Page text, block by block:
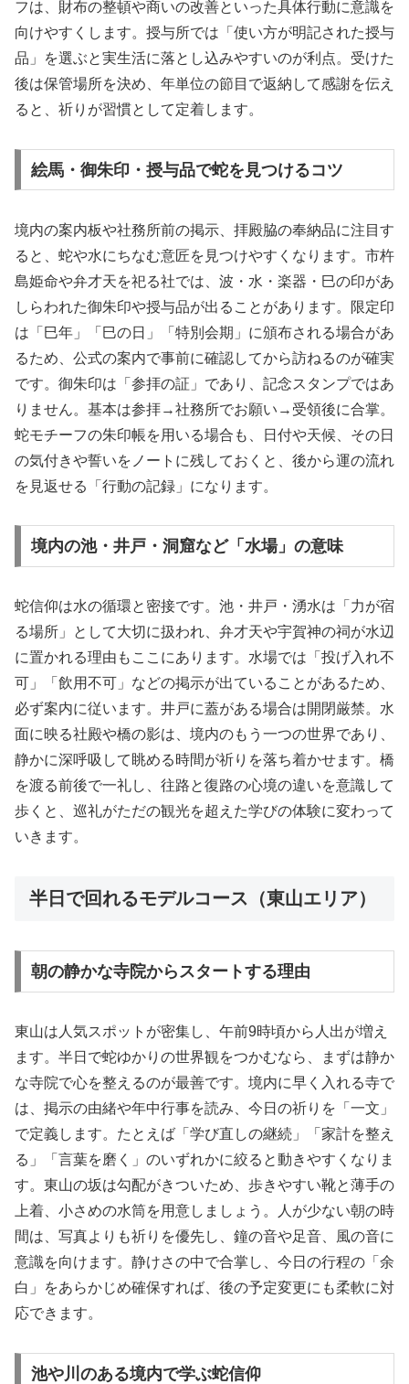
フは、財布の整頓や商いの改善といった具体行動に意識を
向けやすくします。授与所では「使い方が明記された授与
品」を選ぶと実生活に落とし込みやすいのが利点。受けた
後は保管場所を決め、年単位の節目で返納して感謝を伝え
ると、祈りが習慣として定着します。
絵馬・御朱印・授与品で蛇を見つけるコツ
境内の案内板や社務所前の掲示、拝殿脇の奉納品に注目す
ると、蛇や水にちなむ意匠を見つけやすくなります。市杵
島姫命や弁才天を祀る社では、波・水・楽器・巳の印があ
しらわれた御朱印や授与品が出ることがあります。限定印
は「巳年」「巳の日」「特別会期」に頒布される場合があ
るため、公式の案内で事前に確認してから訪ねるのが確実
です。御朱印は「参拝の証」であり、記念スタンプではあ
りません。基本は参拝→社務所でお願い→受領後に合掌。
蛇モチーフの朱印帳を用いる場合も、日付や天候、その日
の気付きや誓いをノートに残しておくと、後から運の流れ
を見返せる「行動の記録」になります。
境内の池・井戸・洞窟など「水場」の意味
蛇信仰は水の循環と密接です。池・井戸・湧水は「力が宿
る場所」として大切に扱われ、弁才天や宇賀神の祠が水辺
に置かれる理由もここにあります。水場では「投げ入れ不
可」「飲用不可」などの掲示が出ていることがあるため、
必ず案内に従います。井戸に蓋がある場合は開閉厳禁。水
面に映る社殿や橋の影は、境内のもう一つの世界であり、
静かに深呼吸して眺める時間が祈りを落ち着かせます。橋
を渡る前後で一礼し、往路と復路の心境の違いを意識して
歩くと、巡礼がただの観光を超えた学びの体験に変わって
いきます。
半日で回れるモデルコース（東山エリア）
朝の静かな寺院からスタートする理由
東山は人気スポットが密集し、午前9時頃から人出が増え
ます。半日で蛇ゆかりの世界観をつかむなら、まずは静か
な寺院で心を整えるのが最善です。境内に早く入れる寺で
は、掲示の由緒や年中行事を読み、今日の祈りを「一文」
で定義します。たとえば「学び直しの継続」「家計を整え
る」「言葉を磨く」のいずれかに絞ると動きやすくなりま
す。東山の坂は勾配がきついため、歩きやすい靴と薄手の
上着、小さめの水筒を用意しましょう。人が少ない朝の時
間は、写真よりも祈りを優先し、鐘の音や足音、風の音に
意識を向けます。静けさの中で合掌し、今日の行程の「余
白」をあらかじめ確保すれば、後の予定変更にも柔軟に対
応できます。
池や川のある境内で学ぶ蛇信仰